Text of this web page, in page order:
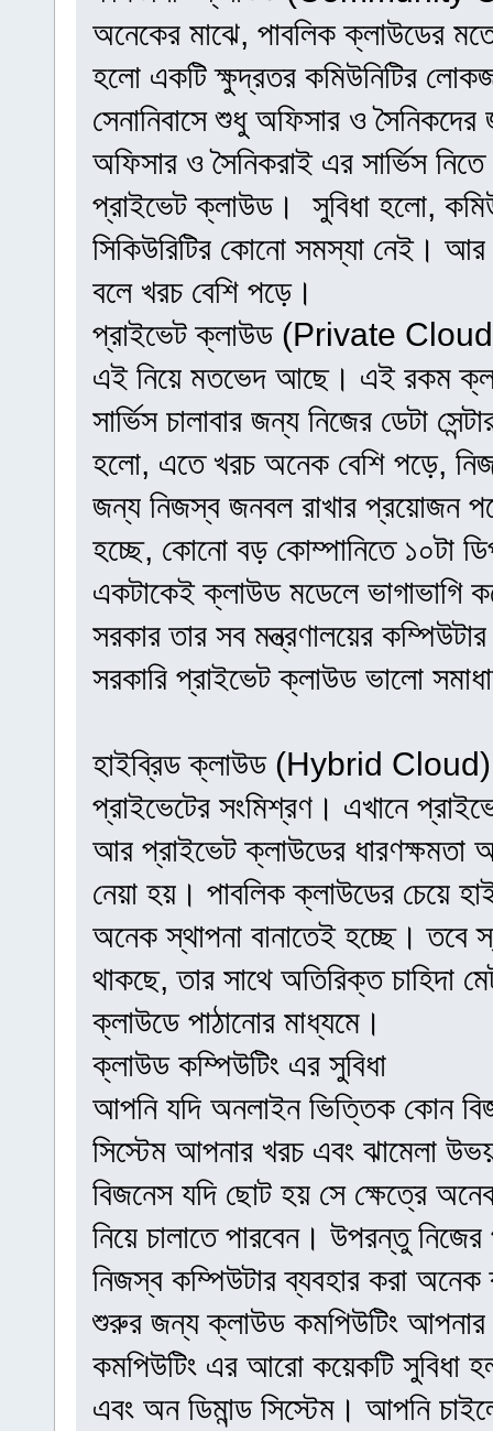
অনেকের মাঝে, পাবলিক ক্লাউডের
হলো একটি ক্ষুদ্রতর কমিউনিটির
সেনানিবাসে শুধু অফিসার ও
অফিসার ও সৈনিকরাই এর সার্ভিস
প্রাইভেট ক্লাউড। সুবিধা হলো,
সিকিউরিটির কোনো সমস্যা নেই। আর
বলে খরচ বেশি পড়ে।
প্রাইভেট ক্লাউড (Private
এই নিয়ে মতভেদ আছে। এই রকম
সার্ভিস চালাবার জন্য নিজের ডেটা
হলো, এতে খরচ অনেক বেশি পড়ে,
জন্য নিজস্ব জনবল রাখার প্রয়োজন
হচ্ছে, কোনো বড় কোম্পানিতে ১০টা
একটাকেই ক্লাউড মডেলে ভাগাভাগি
সরকার তার সব মন্ত্রণালয়ের
সরকারি প্রাইভেট ক্লাউড ভালো
হাইব্রিড ক্লাউড (Hybrid
প্রাইভেটের সংমিশ্রণ। এখানে
আর প্রাইভেট ক্লাউডের ধারণক্ষমতা
নেয়া হয়। পাবলিক ক্লাউডের চেয়ে
অনেক স্থাপনা বানাতেই হচ্ছে। তবে
থাকছে, তার সাথে অতিরিক্ত চাহিদা
ক্লাউডে পাঠানোর মাধ্যমে।
ক্লাউড কম্পিউটিং এর সুবিধা
আপনি যদি অনলাইন ভিত্তিক কোন
সিস্টেম আপনার খরচ এবং ঝামেলা
বিজনেস যদি ছোট হয় সে ক্ষেত্রে
নিয়ে চালাতে পারবেন। উপরন্তু
নিজস্ব কম্পিউটার ব্যবহার করা
শুরুর জন্য ক্লাউড কমপিউটিং আপনার
কমপিউটিং এর আরো কয়েকটি সুবিধা
এবং অন ডিমান্ড সিস্টেম। আপনি